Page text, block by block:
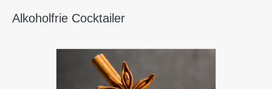
Alkoholfrie Cocktailer